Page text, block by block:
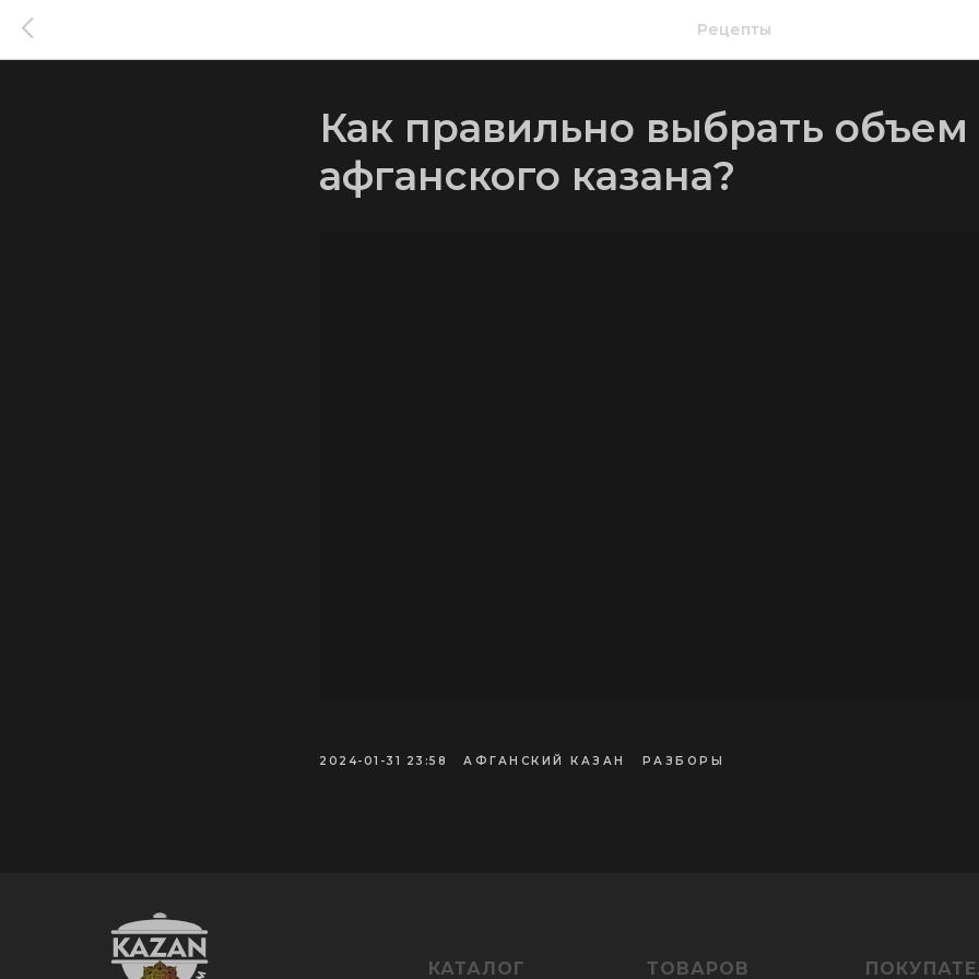
Рецепты
Как правильно выбрать объем
афганского казана?
2024-01-31 23:58 АФГАНСКИЙ КАЗАН РАЗБОРЫ
КАТАЛОГ ТОВАРОВ